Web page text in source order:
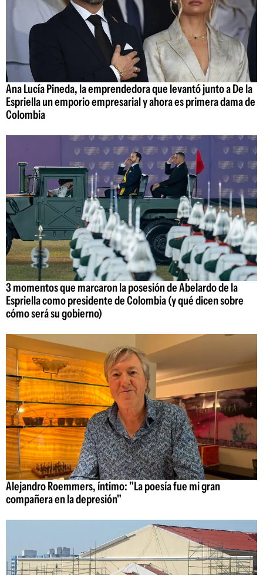
Ana Lucía Pineda, la emprendedora que levantó junto a De la
Espriella un emporio empresarial y ahora es primera dama de
Colombia
3 momentos que marcaron la posesión de Abelardo de la
Espriella como presidente de Colombia (y qué dicen sobre
cómo será su gobierno)
Alejandro Roemmers, íntimo: "La poesía fue mi gran
compañera en la depresión"